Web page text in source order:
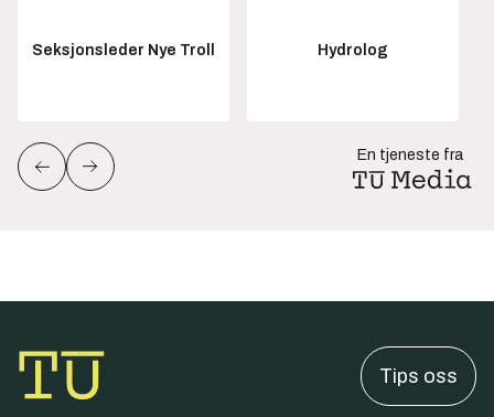
Seksjonsleder Nye Troll Hydrolog
En tjeneste fra
Tips oss